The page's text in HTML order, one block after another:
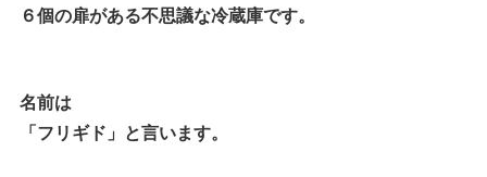
６個の扉がある不思議な冷蔵庫です。
名前は
「フリギド」と言います。